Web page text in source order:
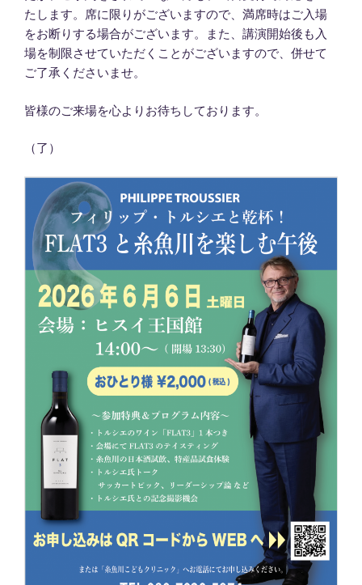
たします。席に限りがございますので、満席時はご入場
をお断りする場合がございます。また、講演開始後も入
場を制限させていただくことがございますので、併せて
ご了承くださいませ。
皆様のご来場を心よりお待ちしております。
（了）